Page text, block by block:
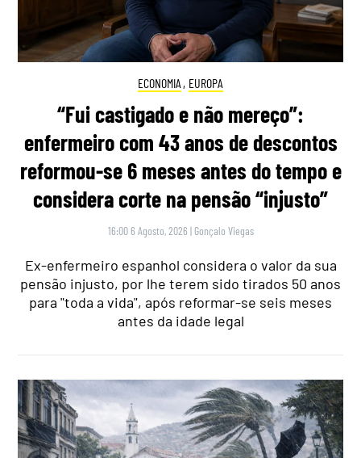
ECONOMIA , EUROPA
“Fui castigado e não mereço”:
enfermeiro com 43 anos de descontos
reformou-se 6 meses antes do tempo e
considera corte na pensão “injusto”
16:00 6 Agosto, 2026 | Gonçalo Viegas
Ex-enfermeiro espanhol considera o valor da sua
pensão injusto, por lhe terem sido tirados 50 anos
para "toda a vida", após reformar-se seis meses
antes da idade legal